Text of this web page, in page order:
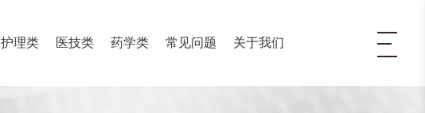
护理类 医技类 药学类 常见问题 关于我们